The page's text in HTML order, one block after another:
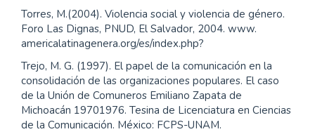
Torres, M.(2004). Violencia social y violencia de género.
Foro Las Dignas, PNUD, El Salvador, 2004. www.
americalatinagenera.org/es/index.php?
Trejo, M. G. (1997). El papel de la comunicación en la
consolidación de las organizaciones populares. El caso
de la Unión de Comuneros Emiliano Zapata de
Michoacán 19701976. Tesina de Licenciatura en Ciencias
de la Comunicación. México: FCPS-UNAM.